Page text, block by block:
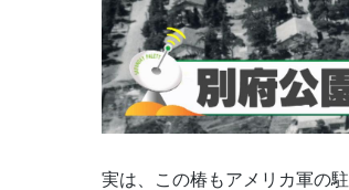
実は、この椿もアメリカ軍の